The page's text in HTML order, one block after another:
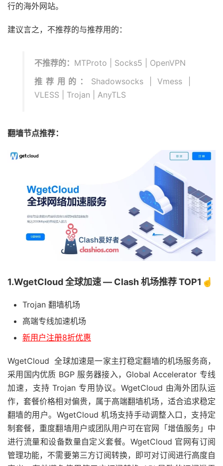
行的海外网站。
建议言之，不推荐的与推荐用的：
不推荐的： MTProto | Socks5 | OpenVPN
推荐用的： Shadowsocks | Vmess |
VLESS | Trojan | AnyTLS
翻墙节点推荐：
1.WgetCloud 全球加速 — Clash 机场推荐 TOP1☝️
Trojan 翻墙机场
高端专线加速机场
新用户注册8折优惠
WgetCloud 全球加速是一家主打稳定翻墙的机场服务商，
采用国内优质 BGP 服务器接入，Global Accelerator 专线
加速，支持 Trojan 专用协议。WgetCloud 由海外团队运
作，套餐价格相对偏贵，属于高端翻墙机场，适合追求稳定
翻墙的用户。WgetCloud 机场支持手动调整入口，支持定
制套餐，重度翻墙用户或团队用户可在官网「增值服务」中
进行流量和设备数量自定义套餐。WgetCloud 官网有订阅
管理功能，不需要第三方订阅转换，即可对订阅进行高度自